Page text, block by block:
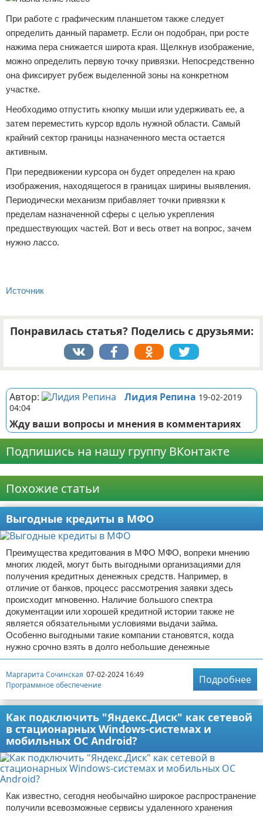
При работе с графическим планшетом также следует
определить данный параметр. Если он подобран, при росте
нажима пера снижается широта края. Щелкнув изображение,
можно определить первую точку привязки. Непосредственно
она фиксирует рубеж выделенной зоны на конкретном
участке.
Необходимо отпустить кнопку мыши или удерживать ее, а
затем переместить курсор вдоль нужной области. Самый
крайний сектор границы назначенного места остается
активным.
При передвижении курсора он будет определен на краю
изображения, находящегося в границах ширины выявления.
Периодически механизм прибавляет точки привязки к
пределам назначенной сферы с целью укрепления
предшествующих частей. Вот и весь ответ на вопрос, зачем
нужно лассо.
Источник
Понравилась статья? Поделись с друзьями:
Автор: Лидия Репина 19-02-2019
04:04
Жду ваши вопросы и мнения в комментариях
Подпишись на нашу группу ВКонтакте
Похожие статьи
Выгодные кредиты в МФО
Преимущества кредитования в МФО МФО, вопреки мнению
многих людей, могут быть выгодными организациями для
получения кредитных денежных средств. Например, в
отличие от банков, процесс рассмотрения заявки здесь
происходит мгновенно. Наличие большого спектра
документации или хорошей кредитной истории также не
является обязательными условиями выдачи займа.
Особенно выгодными такие компании становятся, когда
нужно срочно взять в долго небольшие денежные
Маргарита Сочинская 07-02-2024 16:49
Программное обеспечение
Подробнее
Как подключить "Яндекс.Диск" как сетевой
в стационарных Windows-системах и
мобильных ОС Android?
Как известно, сегодня необычайно широкое распространение
получили всевозможные сервисы удаленного хранения